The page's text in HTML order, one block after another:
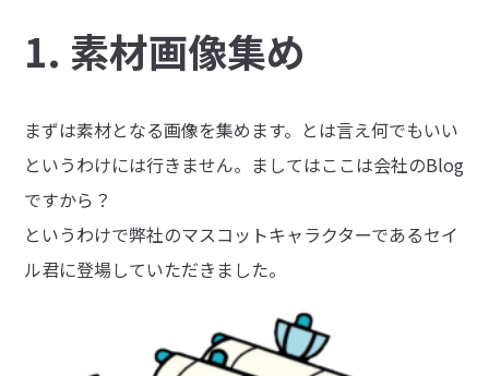
1. 素材画像集め
まずは素材となる画像を集めます。とは言え何でもいい
というわけには行きません。ましてはここは会社のBlog
ですから？
というわけで弊社のマスコットキャラクターであるセイ
ル君に登場していただきました。